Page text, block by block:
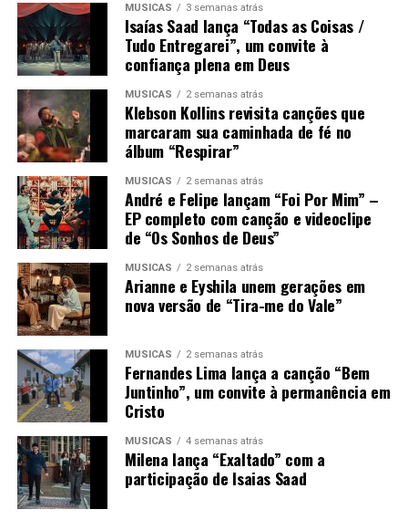
MÚSICAS 3 semanas atrás
Isaías Saad lança “Todas as Coisas /
Tudo Entregarei”, um convite à
confiança plena em Deus
MÚSICAS 2 semanas atrás
Klebson Kollins revisita canções que
marcaram sua caminhada de fé no
álbum “Respirar”
MÚSICAS 2 semanas atrás
André e Felipe lançam “Foi Por Mim” –
EP completo com canção e videoclipe
de “Os Sonhos de Deus”
MÚSICAS 2 semanas atrás
Arianne e Eyshila unem gerações em
nova versão de “Tira-me do Vale”
MÚSICAS 2 semanas atrás
Fernandes Lima lança a canção “Bem
Juntinho”, um convite à permanência em
Cristo
MÚSICAS 4 semanas atrás
Milena lança “Exaltado” com a
participação de Isaias Saad